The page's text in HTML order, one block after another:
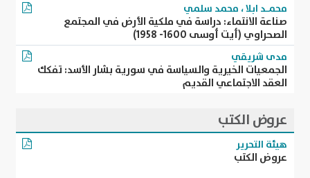
محمـد ابلا، محمد سلمي
صناعة الانتماء: دراسة في ملكية الأرض في المجتمع
الصحراوي (أيت أوسى 1600- 1958)
مدى شريقي
الجمعيات الخيرية والسياسة في سورية بشار الأسد: تفكك
العقد الاجتماعي القديم
عروض الكتب
هيئة التحرير
عروض الكتب